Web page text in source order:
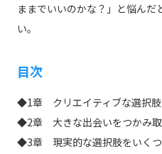
ままでいいのかな？」と悩んだ
い。
目次
◆1章 クリエイティブな選択
◆2章 大きな出会いをつかみ
◆3章 現実的な選択肢をいく